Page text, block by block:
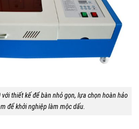
thiết kế để bàn nhỏ gọn, lựa chọn hoàn hảo
để khởi nghiệp làm mộc dấu.